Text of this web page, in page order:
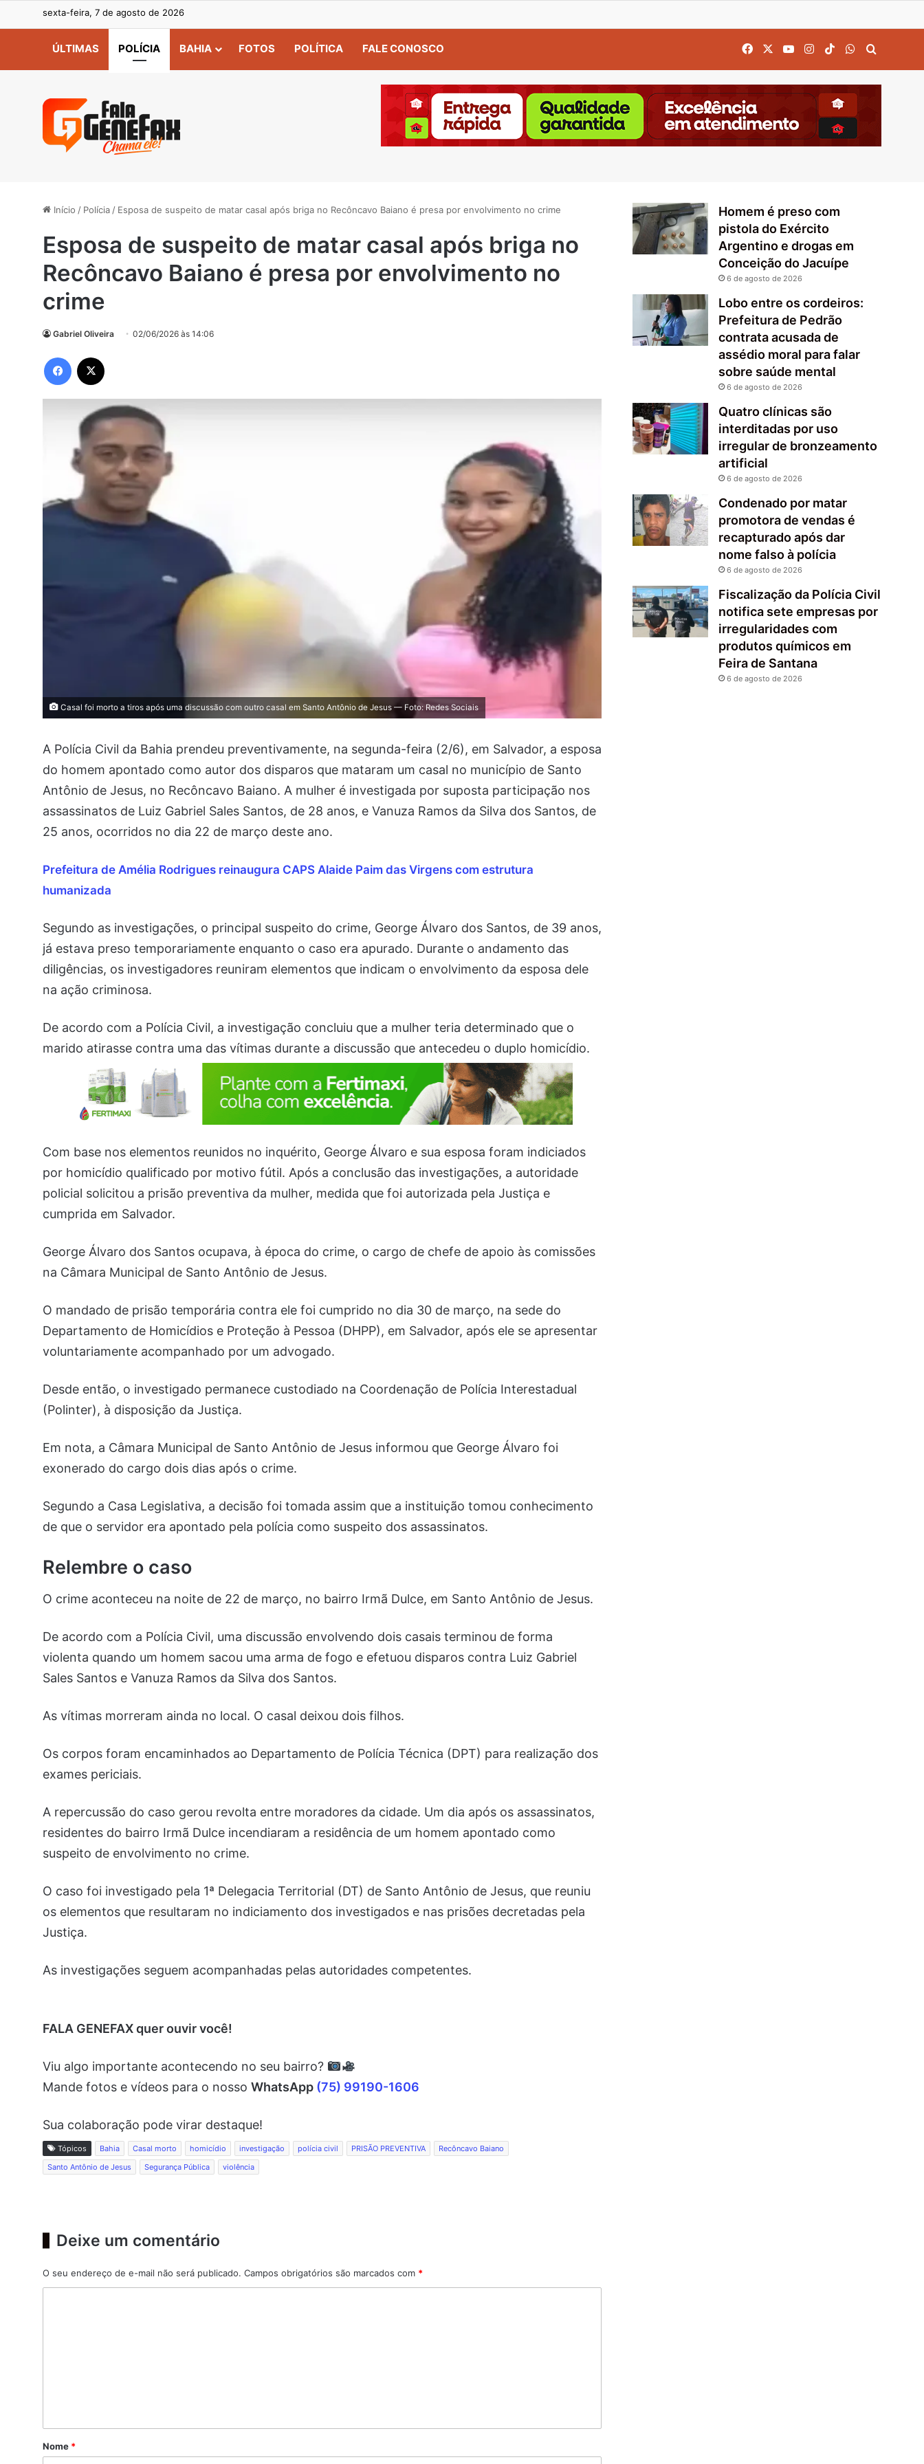
sexta-feira, 7 de agosto de 2026
ÚLTIMAS POLÍCIA BAHIA FOTOS POLÍTICA FALE CONOSCO FacebookYouTubeInstagram
TikTokWhatsApp
Início / Polícia / Esposa de suspeito de matar casal após briga no Recôncavo Baiano é presa por envolvimento no crime
Esposa de suspeito de matar casal após briga no
Recôncavo Baiano é presa por envolvimento no
crime
Gabriel Oliveira 02/06/2026 às 14:06
Facebook
Casal foi morto a tiros após uma discussão com outro casal em Santo Antônio de Jesus — Foto: Redes Sociais
A Polícia Civil da Bahia prendeu preventivamente, na segunda-feira (2/6), em Salvador, a esposa
do homem apontado como autor dos disparos que mataram um casal no município de Santo
Antônio de Jesus, no Recôncavo Baiano. A mulher é investigada por suposta participação nos
assassinatos de Luiz Gabriel Sales Santos, de 28 anos, e Vanuza Ramos da Silva dos Santos, de
25 anos, ocorridos no dia 22 de março deste ano.
Prefeitura de Amélia Rodrigues reinaugura CAPS Alaide Paim das Virgens com estrutura
humanizada
Segundo as investigações, o principal suspeito do crime, George Álvaro dos Santos, de 39 anos,
já estava preso temporariamente enquanto o caso era apurado. Durante o andamento das
diligências, os investigadores reuniram elementos que indicam o envolvimento da esposa dele
na ação criminosa.
De acordo com a Polícia Civil, a investigação concluiu que a mulher teria determinado que o
marido atirasse contra uma das vítimas durante a discussão que antecedeu o duplo homicídio.
Com base nos elementos reunidos no inquérito, George Álvaro e sua esposa foram indiciados
por homicídio qualificado por motivo fútil. Após a conclusão das investigações, a autoridade
policial solicitou a prisão preventiva da mulher, medida que foi autorizada pela Justiça e
cumprida em Salvador.
George Álvaro dos Santos ocupava, à época do crime, o cargo de chefe de apoio às comissões
na Câmara Municipal de Santo Antônio de Jesus.
O mandado de prisão temporária contra ele foi cumprido no dia 30 de março, na sede do
Departamento de Homicídios e Proteção à Pessoa (DHPP), em Salvador, após ele se apresentar
voluntariamente acompanhado por um advogado.
Desde então, o investigado permanece custodiado na Coordenação de Polícia Interestadual
(Polinter), à disposição da Justiça.
Em nota, a Câmara Municipal de Santo Antônio de Jesus informou que George Álvaro foi
exonerado do cargo dois dias após o crime.
Segundo a Casa Legislativa, a decisão foi tomada assim que a instituição tomou conhecimento
de que o servidor era apontado pela polícia como suspeito dos assassinatos.
Relembre o caso
O crime aconteceu na noite de 22 de março, no bairro Irmã Dulce, em Santo Antônio de Jesus.
De acordo com a Polícia Civil, uma discussão envolvendo dois casais terminou de forma
violenta quando um homem sacou uma arma de fogo e efetuou disparos contra Luiz Gabriel
Sales Santos e Vanuza Ramos da Silva dos Santos.
As vítimas morreram ainda no local. O casal deixou dois filhos.
Os corpos foram encaminhados ao Departamento de Polícia Técnica (DPT) para realização dos
exames periciais.
A repercussão do caso gerou revolta entre moradores da cidade. Um dia após os assassinatos,
residentes do bairro Irmã Dulce incendiaram a residência de um homem apontado como
suspeito de envolvimento no crime.
O caso foi investigado pela 1ª Delegacia Territorial (DT) de Santo Antônio de Jesus, que reuniu
os elementos que resultaram no indiciamento dos investigados e nas prisões decretadas pela
Justiça.
As investigações seguem acompanhadas pelas autoridades competentes.
FALA GENEFAX quer ouvir você!
Viu algo importante acontecendo no seu bairro?
Mande fotos e vídeos para o nosso WhatsApp (75) 99190-1606
Sua colaboração pode virar destaque!
Tópicos Bahia Casal morto homicídio investigação polícia civil PRISÃO PREVENTIVA
Recôncavo Baiano
Santo Antônio de Jesus
Segurança Pública violência
Deixe um comentário
O seu endereço de e-mail não será publicado. Campos obrigatórios são marcados com *
r
Nome *
Homem é preso com
pistola do Exército
Argentino e drogas em
Conceição do Jacuípe
6 de agosto de 2026
Lobo entre os cordeiros:
Prefeitura de Pedrão
contrata acusada de
assédio moral para falar
sobre saúde mental
6 de agosto de 2026
Quatro clínicas são
interditadas por uso
irregular de bronzeamento
artificial
6 de agosto de 2026
Condenado por matar
promotora de vendas é
recapturado após dar
nome falso à polícia
6 de agosto de 2026
Fiscalização da Polícia Civil
notifica sete empresas por
irregularidades com
produtos químicos em
Feira de Santana
6 de agosto de 2026